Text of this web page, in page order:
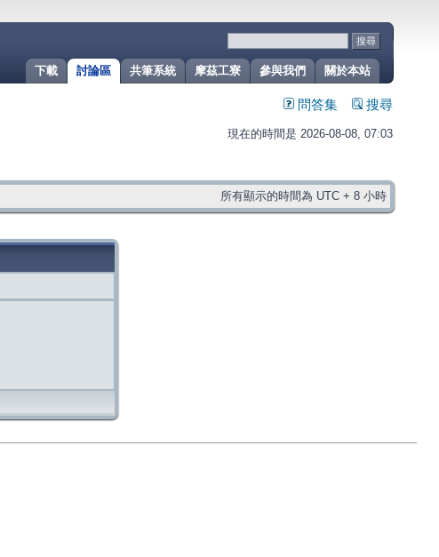
關於本站
參與我們
摩茲工寮
共筆系統
討論區
下載
問答集 搜尋
現在的時間是 2026-08-08, 07:03
所有顯示的時間為 UTC + 8 小時